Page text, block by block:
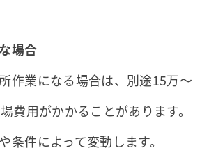
場合
作業になる場合は、別途15万～
費用がかかることがあります。
件によって変動します。